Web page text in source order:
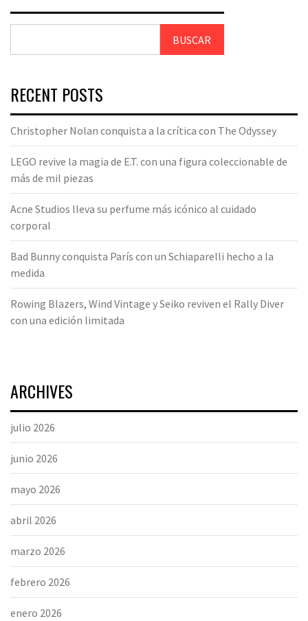
BUSCAR
RECENT POSTS
Christopher Nolan conquista a la crítica con The Odyssey
LEGO revive la magia de E.T. con una figura coleccionable de
más de mil piezas
Acne Studios lleva su perfume más icónico al cuidado
corporal
Bad Bunny conquista París con un Schiaparelli hecho a la
medida
Rowing Blazers, Wind Vintage y Seiko reviven el Rally Diver
con una edición limitada
ARCHIVES
julio 2026
junio 2026
mayo 2026
abril 2026
marzo 2026
febrero 2026
enero 2026